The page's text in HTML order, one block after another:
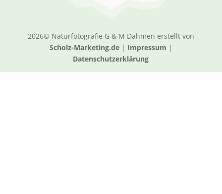
2026© Naturfotografie G & M Dahmen erstellt von
Scholz-Marketing.de| Impressum |
Datenschutzerklärung